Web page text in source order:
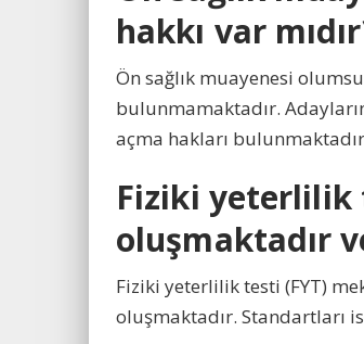
hakkı var
Ön sağlık muayenesi
bulunmamaktadır.
açma hakları
Fiziki yeterlilik
oluşmaktadır
Fiziki yeterlilik testi (FYT)
oluşmaktadır. Standartları